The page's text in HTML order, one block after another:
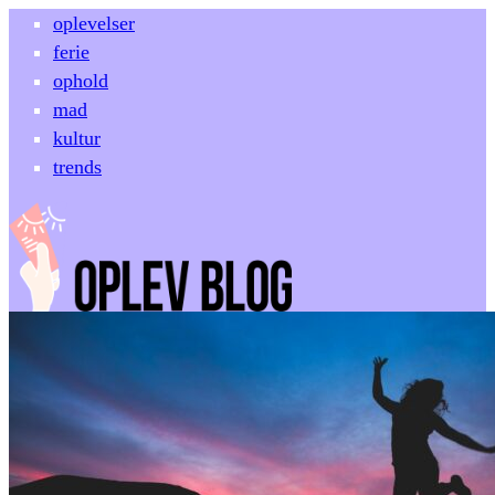
oplevelser
ferie
ophold
mad
kultur
trends